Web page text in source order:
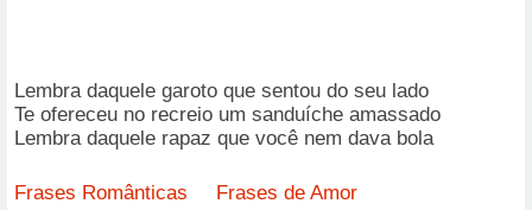
Lembra daquele garoto que sentou do seu lado
Te ofereceu no recreio um sanduíche amassado
Lembra daquele rapaz que você nem dava bola
Frases Românticas Frases de Amor